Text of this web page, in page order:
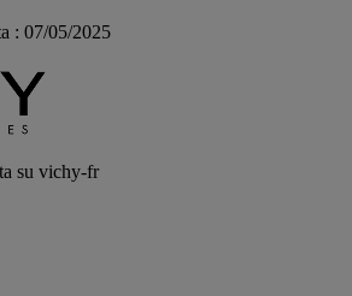
: 07/05/2025
su vichy-fr